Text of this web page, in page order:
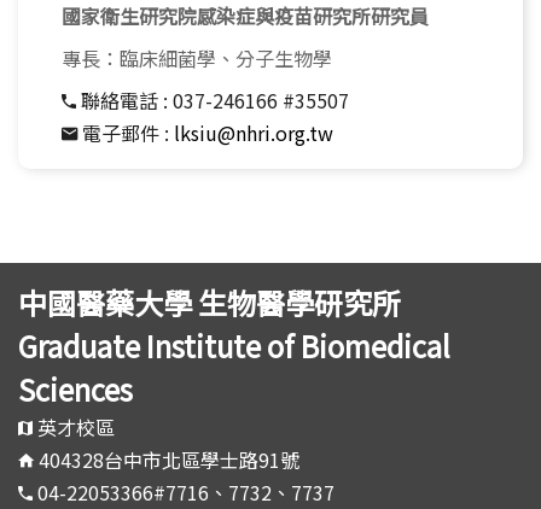
國家衛生研究院感染症與疫苗研究所研究員
專長：臨床細菌學、分子生物學
聯絡電話 : 037-246166 #35507
電子郵件 : lksiu@nhri.org.tw
中國醫藥大學 生物醫學研究所
Graduate Institute of Biomedical
Sciences
英才校區
404328台中市北區學士路91號
04-22053366#7716、7732、7737